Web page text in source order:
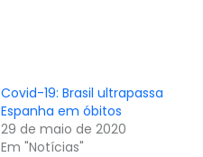
Covid-19: Brasil ultrapassa
Espanha em óbitos
29 de maio de 2020
Em "Notícias"